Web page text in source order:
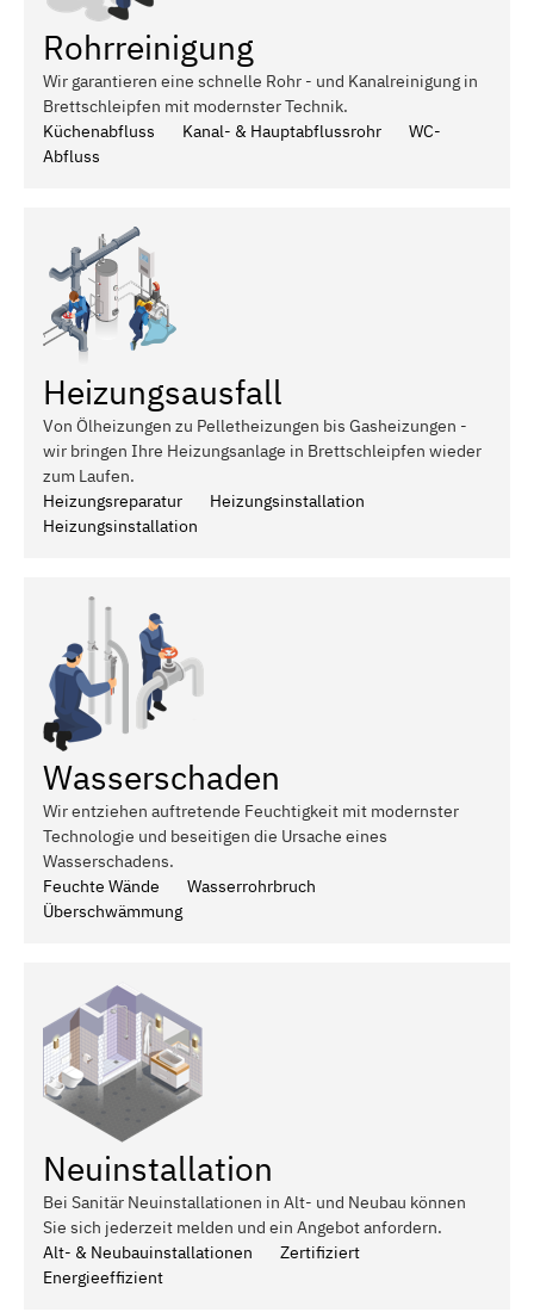
Rohrreinigung
Wir garantieren eine schnelle Rohr - und Kanalreinigung in
Brettschleipfen mit modernster Technik.
Küchenabfluss
Kanal- & Hauptabflussrohr
WC-
Abfluss
Heizungsausfall
Von Ölheizungen zu Pelletheizungen bis Gasheizungen -
wir bringen Ihre Heizungsanlage in Brettschleipfen wieder
zum Laufen.
Heizungsreparatur
Heizungsinstallation
Heizungsinstallation
Wasserschaden
Wir entziehen auftretende Feuchtigkeit mit modernster
Technologie und beseitigen die Ursache eines
Wasserschadens.
Feuchte Wände
Wasserrohrbruch
Überschwämmung
Neuinstallation
Bei Sanitär Neuinstallationen in Alt- und Neubau können
Sie sich jederzeit melden und ein Angebot anfordern.
Alt- & Neubauinstallationen
Zertifiziert
Energieeffizient